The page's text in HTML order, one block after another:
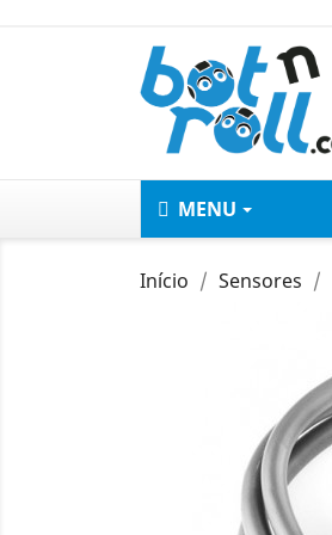
MENU
Início Sensores